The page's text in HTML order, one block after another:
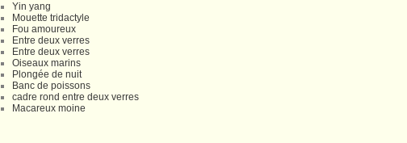
Yin yang
Mouette tridactyle
Fou amoureux
Entre deux verres
Entre deux verres
Oiseaux marins
Plongée de nuit
Banc de poissons
cadre rond entre deux verres
Macareux moine